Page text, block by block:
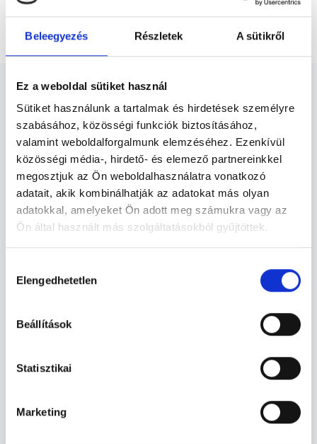
Beleegyezés Részletek A sütikről
Ez a weboldal sütiket használ
Sütiket használunk a tartalmak és hirdetések személyre
szabásához, közösségi funkciók biztosításához,
valamint weboldalforgalmunk elemzéséhez. Ezenkívül
közösségi média-, hirdető- és elemező partnereinkkel
megosztjuk az Ön weboldalhasználatra vonatkozó
adatait, akik kombinálhatják az adatokat más olyan
adatokkal, amelyeket Ön adott meg számukra vagy az
Ön által használt más szolgáltatásokból gyűjtöttek.
szabályzat:https://foglaljorvost.hu/info/foglaljorvost-
kiválasztása
Elengedhetetlen
Beállítások
Statisztikai
Marketing
Allergológus - Allergológia
A tej allergia leginkább a tej és tejtermékek elhagyásával
kezelhető. Ha csak a tehéntejre allergiás valaki, más
állatok tejét fogyaszthatja. Fontos azonban a pótlása,
ami növényi tejfehérjével lehetséges pl. kókusztej,
mandulatej, szójatej.